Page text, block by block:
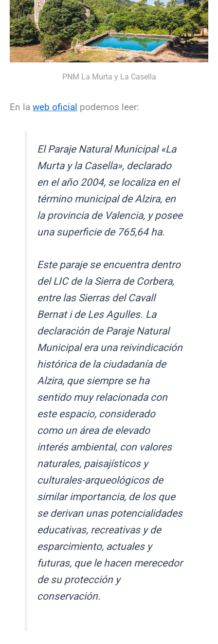
PNM La Murta y La Casella
En la web oficial podemos leer:
El Paraje Natural Municipal «La
Murta y la Casella», declarado
en el año 2004, se localiza en el
término municipal de Alzira, en
la provincia de Valencia, y posee
una superficie de 765,64 ha.
Este paraje se encuentra dentro
del LIC de la Sierra de Corbera,
entre las Sierras del Cavall
Bernat i de Les Agulles. La
declaración de Paraje Natural
Municipal era una reivindicación
histórica de la ciudadanía de
Alzira, que siempre se ha
sentido muy relacionada con
este espacio, considerado
como un área de elevado
interés ambiental, con valores
naturales, paisajísticos y
culturales-arqueológicos de
similar importancia, de los que
se derivan unas potencialidades
educativas, recreativas y de
esparcimiento, actuales y
futuras, que le hacen merecedor
de su protección y
conservación.